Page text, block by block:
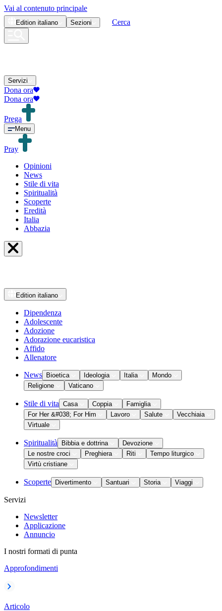
Vai al contenuto principale
Edition italiano Sezioni Cerca
Servizi
Dona ora
Dona ora
Prega
Menu
Pray
Opinioni
News
Stile di vita
Spiritualità
Scoperte
Eredità
Italia
Abbazia
Edition italiano
Dipendenza
Adolescente
Adozione
Adorazione eucaristica
Affido
Allenatore
News Bioetica Ideologia Italia
Mondo
Religione
Vaticano
Stile di vita Casa Coppia
Famiglia
For Her &#038; For Him
Lavoro Salute
Vecchiaia
Virtuale
Spiritualità Bibbia e dottrina
Devozione
Le nostre croci
Preghiera Riti
Tempo liturgico
Virtù cristiane
Scoperte Divertimento Santuari Storia Viaggi
Servizi
Newsletter
Applicazione
Annuncio
I nostri formati di punta
Approfondimenti
Articolo